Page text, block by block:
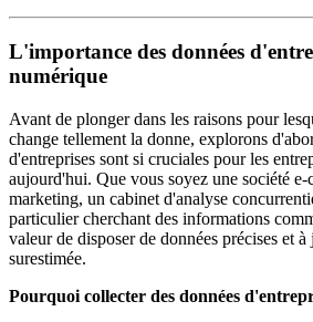
L'importance des données
numérique
Avant de plonger dans les raisons pour
change tellement la donne, explorons
d'entreprises sont si cruciales pour les
aujourd'hui. Que vous soyez une société e-
marketing, un cabinet d'analyse
particulier cherchant des informations
valeur de disposer de données précises et
surestimée.
Pourquoi collecter des données